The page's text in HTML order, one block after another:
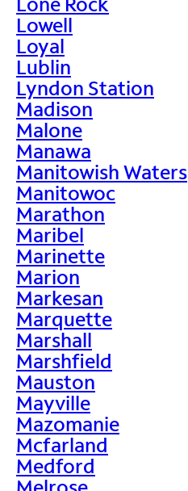
Lowell
Loyal
Lublin
Lyndon Station
Madison
Malone
Manawa
Manitowish Waters
Manitowoc
Marathon
Maribel
Marinette
Marion
Markesan
Marquette
Marshall
Marshfield
Mauston
Mayville
Mazomanie
Mcfarland
Medford